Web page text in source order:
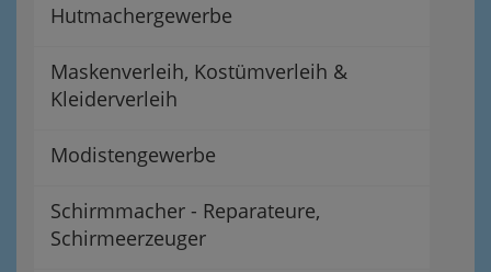
Hutmachergewerbe
Maskenverleih, Kostümverleih &
Kleiderverleih
Modistengewerbe
Schirmmacher - Reparateure,
Schirmeerzeuger